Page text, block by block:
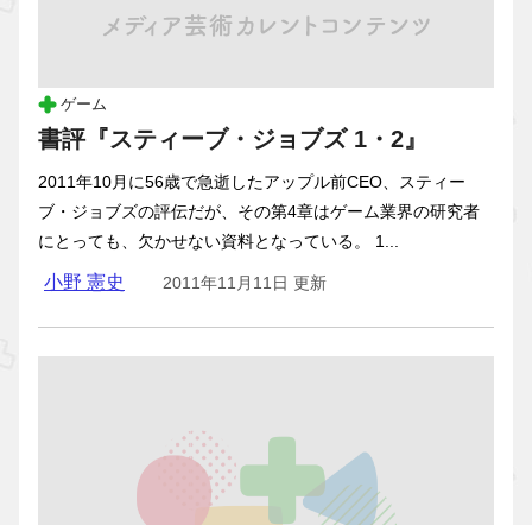
ゲーム
書評『スティーブ・ジョブズ 1・2』
2011年10月に56歳で急逝したアップル前CEO、スティー
ブ・ジョブズの評伝だが、その第4章はゲーム業界の研究者
にとっても、欠かせない資料となっている。 1...
小野 憲史 2011年11月11日 更新